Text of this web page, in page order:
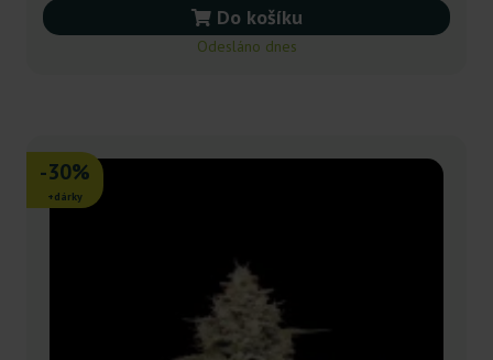
Do košíku
Odesláno dnes
-30%
+dárky